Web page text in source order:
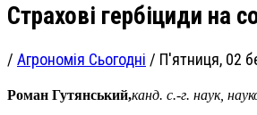
Страхові гербіциди на
/ Агрономія Сьогодні / П'ятниця, 02
Роман Гутянський,канд. с.-г. наук,